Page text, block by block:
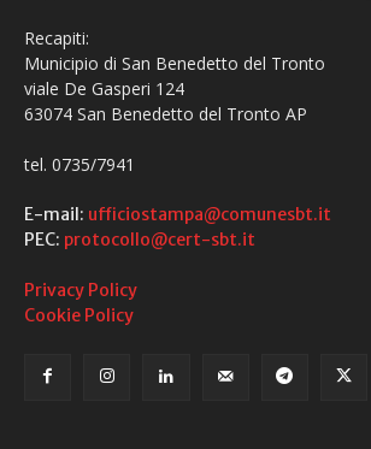
Recapiti:
Municipio di San Benedetto del Tronto
viale De Gasperi 124
63074 San Benedetto del Tronto AP
tel. 0735/7941
E-mail: ufficiostampa@comunesbt.it
PEC: protocollo@cert-sbt.it
Privacy Policy
Cookie Policy